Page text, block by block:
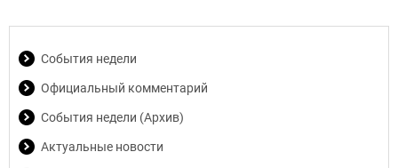
События недели
Официальный комментарий
События недели (Архив)
Актуальные новости